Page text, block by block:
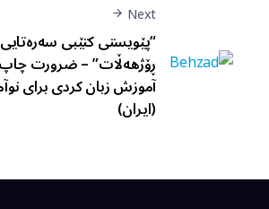
Next
“پێویستی کتێبی
ڕۆژهەڵات” – ضرورت
آموزش زبان کردی برای
(ايران)